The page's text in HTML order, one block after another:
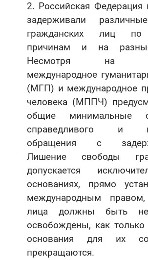
2. Российская Федерация
задерживали
гражданских лиц
причинам и на
Несмотря на
международное
(МГП) и международное
человека (МППЧ)
общие минимальные
справедливого и
обращения с
Лишение свободы
допускается
основаниях, прямо
международным
лица должны быть
освобождены, как
основания для их
прекращаются.